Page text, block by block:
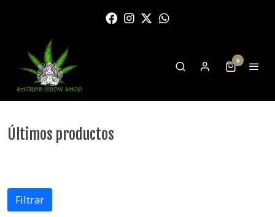
0
Últimos productos
Filtrar